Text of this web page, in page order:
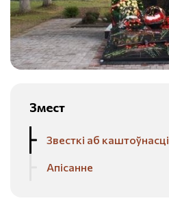
Змест
Звесткі аб каштоўнасці
Апісанне